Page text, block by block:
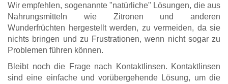
Wir empfehlen, sogenannte "natürliche" Lösungen, die aus
Nahrungsmitteln wie Zitronen und anderen
Wunderfrüchten hergestellt werden, zu vermeiden, da sie
nichts bringen und zu Frustrationen, wenn nicht sogar zu
Problemen führen können.
Bleibt noch die Frage nach Kontaktlinsen. Kontaktlinsen
sind eine einfache und vorübergehende Lösung, um die